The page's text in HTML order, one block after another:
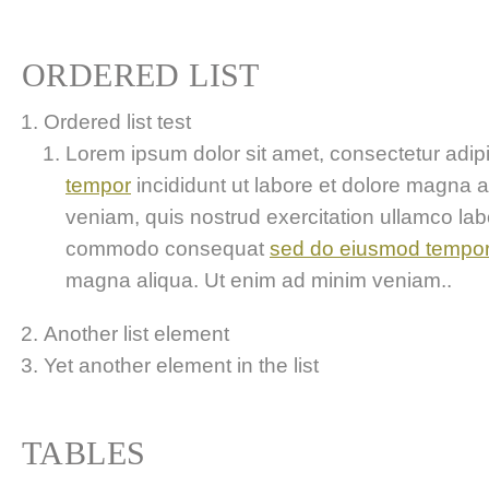
ORDERED LIST
Ordered list test
Lorem ipsum dolor sit amet, consectetur
tempor incididunt ut labore et dolore magna
veniam, quis nostrud exercitation ullamco
commodo consequat sed do eiusmod
magna aliqua. Ut enim ad minim veniam..
Another list element
Yet another element in the list
TABLES